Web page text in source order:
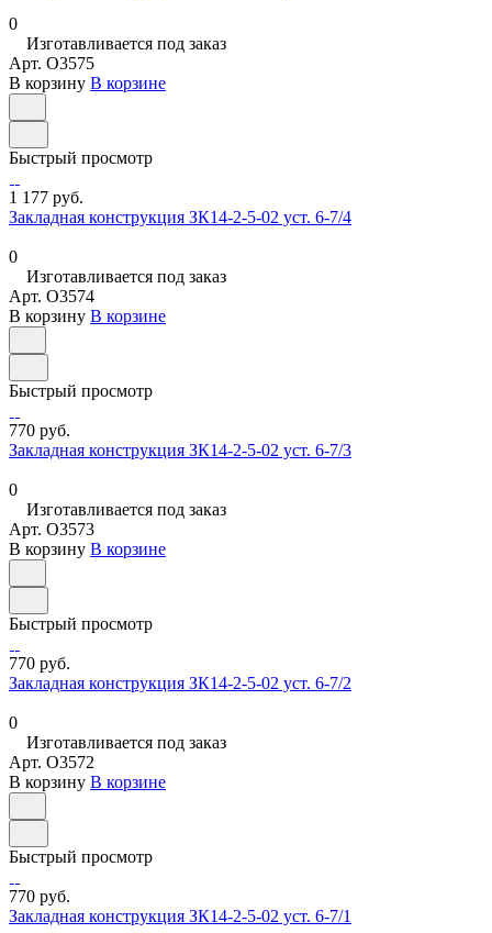
0
Изготавливается под заказ
Арт. O3575
В корзину В корзине
Быстрый просмотр
1 177 руб.
Закладная конструкция ЗК14-2-5-02 уст. 6-7/4
0
Изготавливается под заказ
Арт. O3574
В корзину В корзине
Быстрый просмотр
770 руб.
Закладная конструкция ЗК14-2-5-02 уст. 6-7/3
0
Изготавливается под заказ
Арт. O3573
В корзину В корзине
Быстрый просмотр
770 руб.
Закладная конструкция ЗК14-2-5-02 уст. 6-7/2
0
Изготавливается под заказ
Арт. O3572
В корзину В корзине
Быстрый просмотр
770 руб.
Закладная конструкция ЗК14-2-5-02 уст. 6-7/1